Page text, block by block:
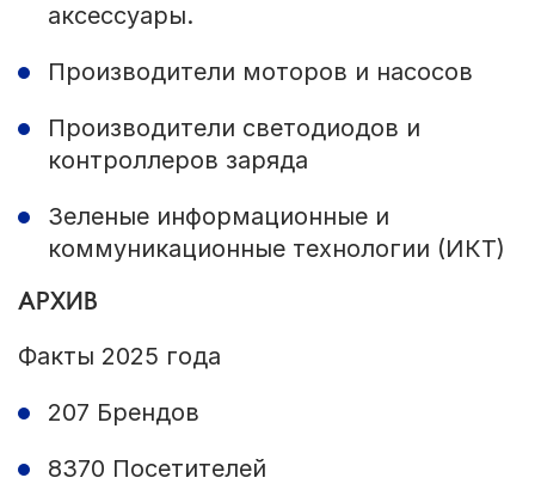
аксессуары.
Производители моторов и насосов
Производители светодиодов и
контроллеров заряда
Зеленые информационные и
коммуникационные технологии (ИКТ)
АРХИВ
Факты 2025 года
207 Брендов
8370 Посетителей